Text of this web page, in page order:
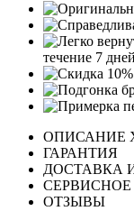
течение 7 дней
ОПИСАНИЕ
ГАРАНТИЯ
ДОСТАВКА
ОТЗЫВЫ